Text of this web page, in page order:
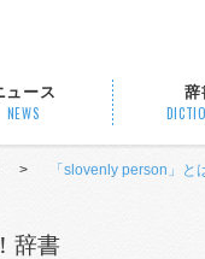
ュース
NEWS
辞
> 「slovenly person」
辞書